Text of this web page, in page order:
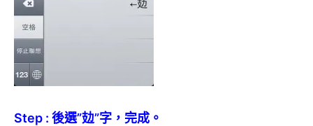
Step : 後選”攰”字，完成。